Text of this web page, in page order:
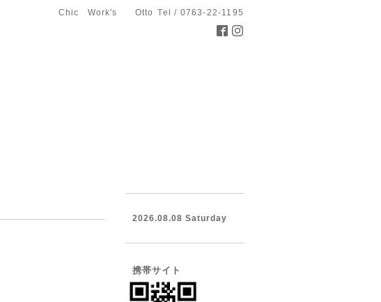
Chic Work's Otto Tel / 0763-22-1195
2026.08.08 Saturday
携帯サイト